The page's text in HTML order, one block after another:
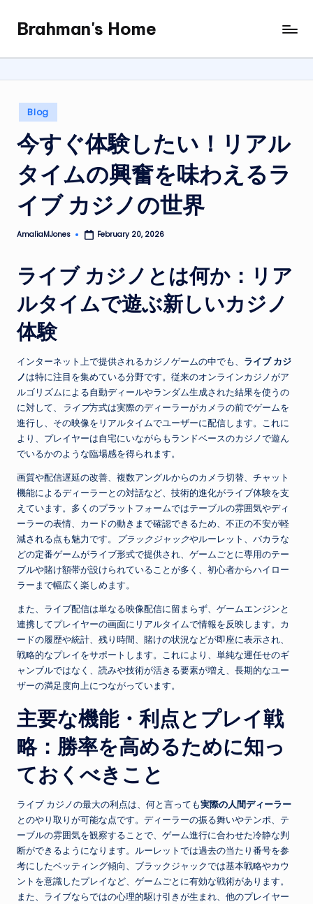
content
Brahman's Home
Spiritual
and
it
all
Posted
in
Blog
今すぐ体験したい！リアル
タイムの興奮を味わえるラ
イブ カジノの世界
Posted
AmaliaMJones February 20, 2026
ライブ カジノとは何か：リア
ルタイムで遊ぶ新しいカジノ
体験
インターネット上で提供されるカジノゲームの中でも、 ライブ カジ
ノは特に注目を集めている分野です。従来のオンラインカジノがア
ルゴリズムによる自動ディールやランダム生成された結果を使うの
に対して、
ライブ方式は実際のディーラーがカメラの前でゲームを
進行し、その映像をリアルタイムでユーザーに配信します。これに
より、プレイヤーは自宅にいながらもランドベースのカジノで遊ん
でいるかのような臨場感を得られます。
画質や配信遅延の改善、複数アングルからのカメラ切替、チャット
機能によるディーラーとの対話など、技術的進化がライブ体験を支
えています。多くのプラットフォームではテーブルの雰囲気やディ
ーラーの表情、カードの動きまで確認できるため、不正の不安が軽
減される点も魅力です。
ブラックジャックやルーレット、バカラな
どの定番ゲームがライブ形式で提供され、ゲームごとに専用のテー
ブルや賭け額帯が設けられていることが多く、初心者からハイロー
ラーまで幅広く楽しめます。
また、ライブ配信は単なる映像配信に留まらず、ゲームエンジンと
連携してプレイヤーの画面にリアルタイムで情報を反映します。カ
ードの履歴や統計、残り時間、賭けの状況などが即座に表示され、
戦略的なプレイをサポートします。これにより、単純な運任せのギ
ャンブルではなく、読みや技術が活きる要素が増え、長期的なユー
ザーの満足度向上につながっています。
主要な機能・利点とプレイ戦
略：勝率を高めるために知っ
ておくべきこと
ライブ カジノの最大の利点は、何と言っても実際の人間ディーラー
とのやり取りが可能な点です。ディーラーの振る舞いやテンポ、テ
ーブルの雰囲気を観察することで、ゲーム進行に合わせた冷静な判
断ができるようになります。ルーレットでは過去の当たり番号を参
考にしたベッティング傾向、ブラックジャックでは基本戦略やカウ
ントを意識したプレイなど、ゲームごとに有効な戦術があります。
また、ライブならではの心理的駆け引きが生まれ、他のプレイヤー